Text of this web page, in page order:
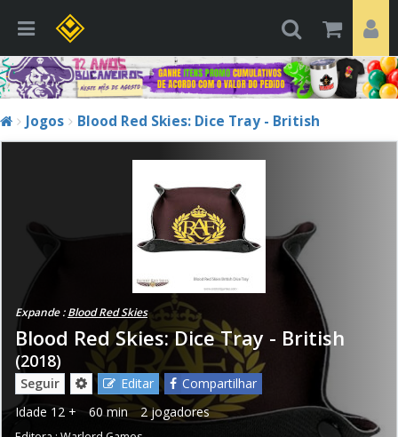
Jogos Blood Red Skies: Dice Tray - British
Expande :Blood Red Skies
Blood Red Skies: Dice Tray - British
(2018)
Seguir Editar
Compartilhar
Idade 12 + 60 min 2 jogadores